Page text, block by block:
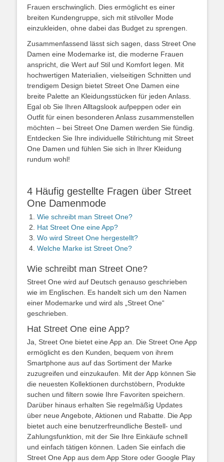
Frauen erschwinglich. Dies ermöglicht es einer
breiten Kundengruppe, sich mit stilvoller Mode
einzukleiden, ohne dabei das Budget zu sprengen.
Zusammenfassend lässt sich sagen, dass Street One
Damen eine Modemarke ist, die moderne Frauen
anspricht, die Wert auf Stil und Komfort legen. Mit
hochwertigen Materialien, vielseitigen Schnitten und
trendigem Design bietet Street One Damen eine
breite Palette an Kleidungsstücken für jeden Anlass.
Egal ob Sie Ihren Alltagslook aufpeppen oder ein
Outfit für einen besonderen Anlass zusammenstellen
möchten – bei Street One Damen werden Sie fündig.
Entdecken Sie Ihre individuelle Stilrichtung mit Street
One Damen und fühlen Sie sich in Ihrer Kleidung
rundum wohl!
4 Häufig gestellte Fragen über Street
One Damenmode
Wie schreibt man Street One?
Hat Street One eine App?
Wo wird Street One hergestellt?
Welche Marke ist Street One?
Wie schreibt man Street One?
Street One wird auf Deutsch genauso geschrieben
wie im Englischen. Es handelt sich um den Namen
einer Modemarke und wird als „Street One“
geschrieben.
Hat Street One eine App?
Ja, Street One bietet eine App an. Die Street One App
ermöglicht es den Kunden, bequem von ihrem
Smartphone aus auf das Sortiment der Marke
zuzugreifen und einzukaufen. Mit der App können Sie
die neuesten Kollektionen durchstöbern, Produkte
suchen und filtern sowie Ihre Favoriten speichern.
Darüber hinaus erhalten Sie regelmäßig Updates
über neue Angebote, Aktionen und Rabatte. Die App
bietet auch eine benutzerfreundliche Bestell- und
Zahlungsfunktion, mit der Sie Ihre Einkäufe schnell
und einfach tätigen können. Laden Sie einfach die
Street One App aus dem App Store oder Google Play